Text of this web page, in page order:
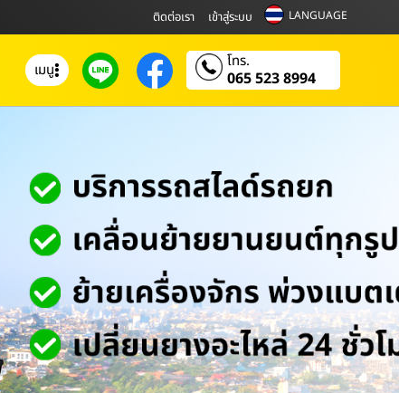
ติดต่อเรา เข้าสู่ระบบ LANGUAGE
เมนู โทร.
065 523 8994